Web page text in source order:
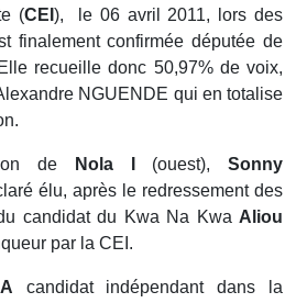
(CEI ), le 06 avril 2011, lors des
finalement confirmée députée de
recueille donc 50,97% de voix,
NGUENDE qui en totalise
de Nola I (ouest),Sonny
élu, après le redressement des
candidat du Kwa Na Kwa Aliou
par la CEI.
candidat indépendant dans la